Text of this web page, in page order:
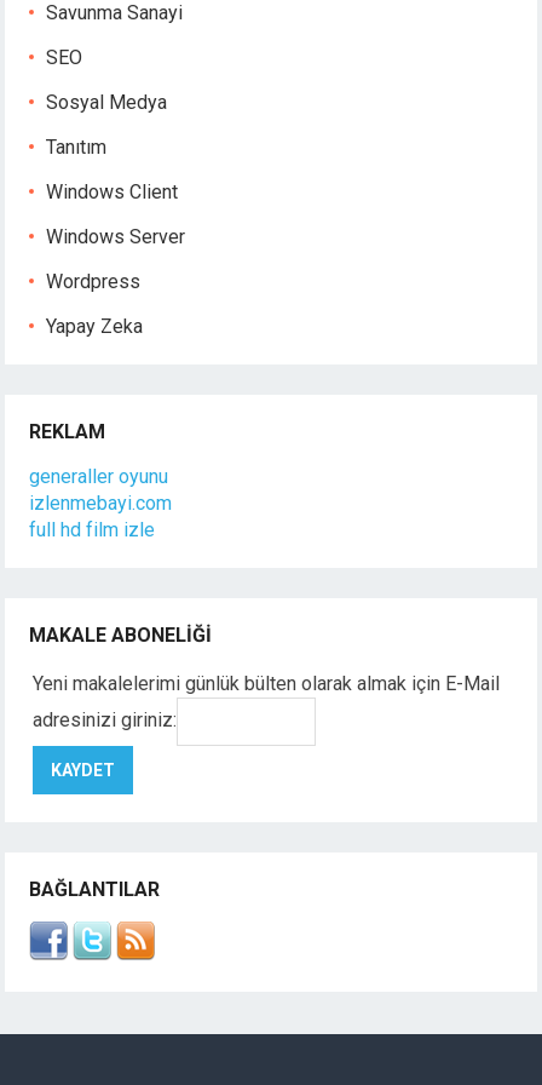
Savunma Sanayi
SEO
Sosyal Medya
Tanıtım
Windows Client
Windows Server
Wordpress
Yapay Zeka
REKLAM
generaller oyunu
izlenmebayi.com
full hd film izle
MAKALE ABONELIĞI
Yeni makalelerimi günlük bülten olarak almak için E-Mail
adresinizi giriniz:
BAĞLANTILAR